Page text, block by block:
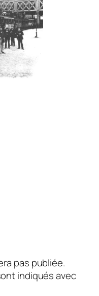
pas publiée.
indiqués avec